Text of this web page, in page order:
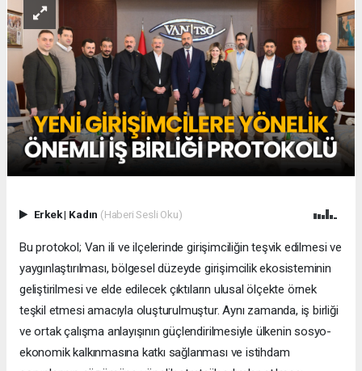
Erkek| Kadın (Haberi Sesli Oku)
Bu protokol; Van ili ve ilçelerinde girişimciliğin teşvik edilmesi ve
yaygınlaştırılması, bölgesel düzeyde girişimcilik ekosisteminin
geliştirilmesi ve elde edilecek çıktıların ulusal ölçekte örnek
teşkil etmesi amacıyla oluşturulmuştur. Aynı zamanda, iş birliği
ve ortak çalışma anlayışının güçlendirilmesiyle ülkenin sosyo-
ekonomik kalkınmasına katkı sağlanması ve istihdam